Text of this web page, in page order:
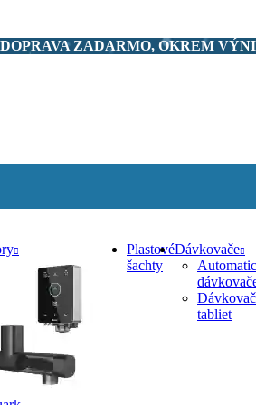
DOPRAVA ZADARMO, OKREM
Plastové
šachty
Dávkovače
Dávkovač
tabliet